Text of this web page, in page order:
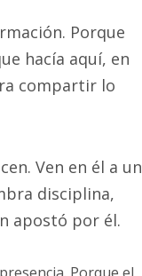
Porque
hacía aquí, en
compartir lo
Ven en él a un
disciplina,
apostó por él.